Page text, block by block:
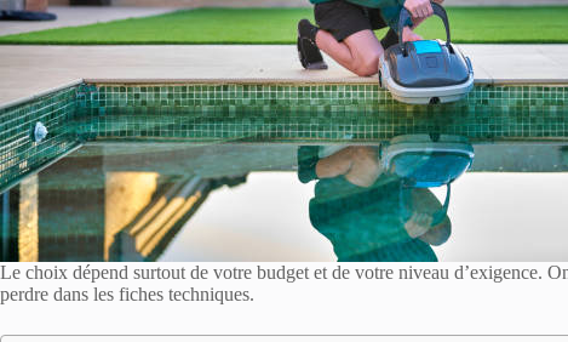
Le choix dépend surtout de votre budget et de votre niveau d’exigence.
perdre dans les fiches techniques.